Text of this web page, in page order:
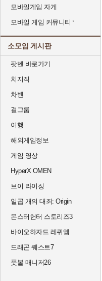
모바일게임 자게
모바일 게임 커뮤니티
소모임 게시판
팟벤 바로가기
치지직
차벤
걸그룹
여행
해외게임정보
게임 영상
HyperX OMEN
브이 라이징
일곱 개의 대죄: Origin
몬스터헌터 스토리즈3
바이오하자드 레퀴엠
드래곤 퀘스트7
풋볼 매니저26